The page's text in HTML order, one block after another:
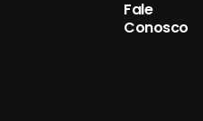
Fale
Conosco